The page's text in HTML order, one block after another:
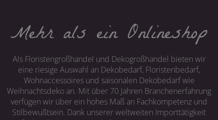
Mehr als ein Onlineshop
Als Floristengroßhandel und Dekogroßhandel bieten wir
eine riesige Auswahl an Dekobedarf, Floristenbedarf,
Wohnaccessoires und saisonalen Dekobedarf wie
Weihnachtsdeko an. Mit über 70 Jahren Branchenerfahrung
verfügen wir über ein hohes Maß an Fachkompetenz und
Stilbewußtsein. Dank unserer weltweiten Importtätigkeit